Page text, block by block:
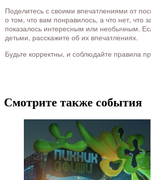
Поделитесь с своими впечатлениями от
о том, что вам понравилось, а что нет, что
показалось интересным или необычным.
детьми, расскажите об их впечатлениях.
Будьте корректны, и соблюдайте правила
Смотрите также события